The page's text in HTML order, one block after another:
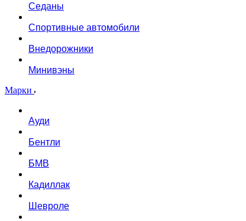
Седаны
Спортивные автомобили
Внедорожники
Минивэны
Марки
Ауди
Бентли
БМВ
Кадиллак
Шевроле